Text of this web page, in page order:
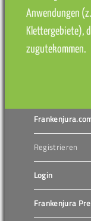
Anwendungen
Klettergebiete),
zugutekommen.
Registrieren
Login
Frankenjura